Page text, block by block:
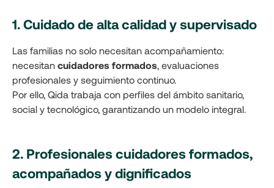
1. Cuidado de alta calidad y supervisado
Las familias no solo necesitan acompañamiento:
necesitan cuidadores formados , evaluaciones
profesionales y seguimiento continuo.
Por ello, Qida trabaja con perfiles del ámbito sanitario,
social y tecnológico, garantizando un modelo integral.
2. Profesionales cuidadores formados,
acompañados y dignificados